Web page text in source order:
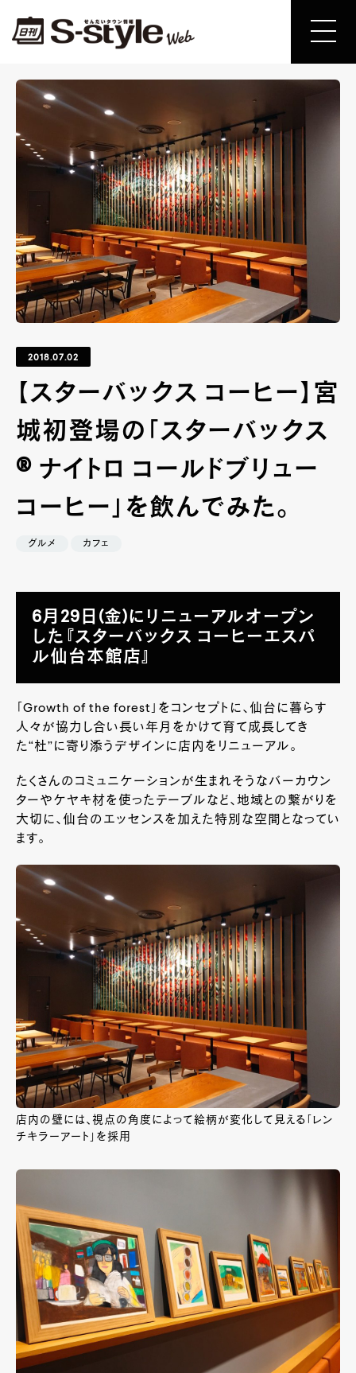
2018.07.02
【スターバックス コーヒー】宮
城初登場の「スターバックス
® ナイトロ コールドブリュー
コーヒー」を飲んでみた。
グルメ カフェ
6月29日(金)にリニューアルオープン
した『スターバックス コーヒーエスパ
ル仙台本館店』
「Growth of the forest」をコンセプトに、仙台に暮らす
人々が協力し合い長い年月をかけて育て成長してき
た“杜”に寄り添うデザインに店内をリニューアル。
たくさんのコミュニケーションが生まれそうなバーカウン
ターやケヤキ材を使ったテーブルなど、地域との繋がりを
大切に、仙台のエッセンスを加えた特別な空間となってい
ます。
店内の壁には、視点の角度によって絵柄が変化して見える「レン
チキラーアート」を採用